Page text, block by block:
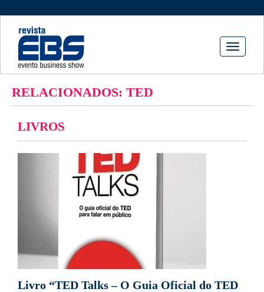
Toggle
RELACIONADOS: TED
LIVROS
Livro “TED Talks – O Guia Oficial do TED